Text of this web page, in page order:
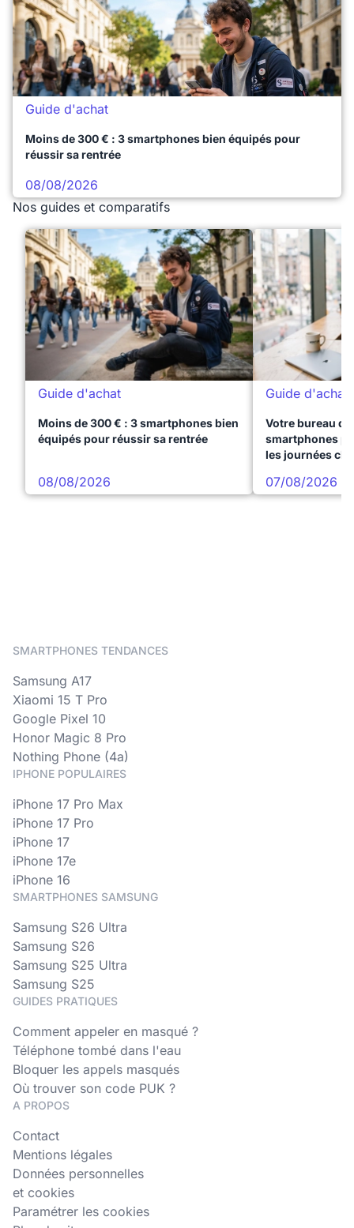
Guide d'achat
Moins de 300 € : 3 smartphones bien équipés pour
réussir sa rentrée
08/08/2026
Nos guides et comparatifs
Guide d'achat
Moins de 300 € : 3 smartphones bien
équipés pour réussir sa rentrée
08/08/2026
Guide d'achat
Votre bureau
smartphones
les journées
07/08/2026
SMARTPHONES TENDANCES
Samsung A17
Xiaomi 15 T Pro
Google Pixel 10
Honor Magic 8 Pro
Nothing Phone (4a)
IPHONE POPULAIRES
iPhone 17 Pro Max
iPhone 17 Pro
iPhone 17
iPhone 17e
iPhone 16
SMARTPHONES SAMSUNG
Samsung S26 Ultra
Samsung S26
Samsung S25 Ultra
Samsung S25
GUIDES PRATIQUES
Comment appeler en masqué ?
Téléphone tombé dans l'eau
Bloquer les appels masqués
Où trouver son code PUK ?
A PROPOS
Contact
Mentions légales
Données personnelles
et cookies
Paramétrer les cookies